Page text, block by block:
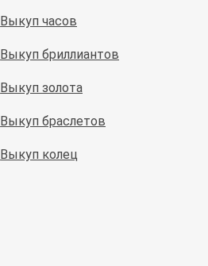
Выкуп часов
Выкуп бриллиантов
Выкуп золота
Выкуп браслетов
Выкуп колец